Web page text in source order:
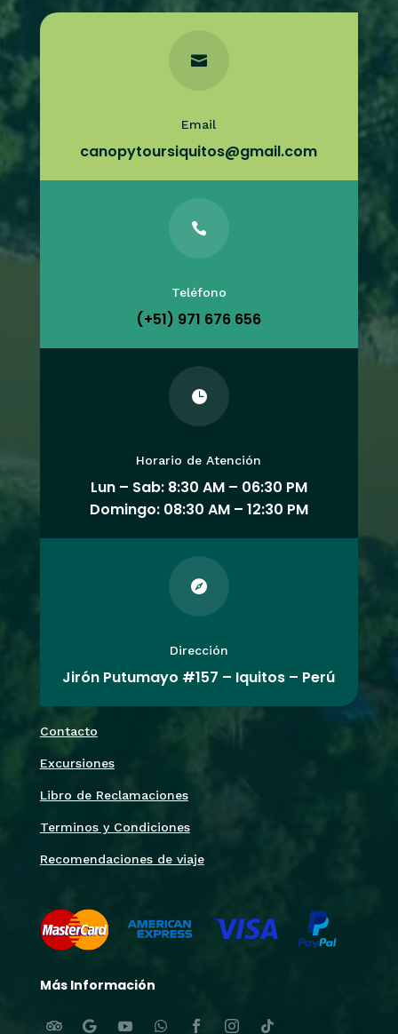

Email
canopytoursiquitos@gmail.com

Teléfono
(+51) 971 676 656

Horario de Atención
Lun – Sab: 8:30 AM – 06:30 PM
Domingo: 08:30 AM – 12:30 PM

Dirección
Jirón Putumayo #157 – Iquitos – Perú
Contacto
Excursiones
Libro de Reclamaciones
Terminos y Condiciones
Recomendaciones de viaje
Más Información